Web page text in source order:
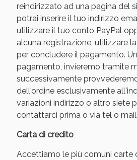
reindirizzato ad una pagina del
potrai inserire il tuo indirizzo
utilizzare il tuo conto PayPal
alcuna registrazione, utilizzare
per concludere il pagamento.
pagamento, invieremo tramite
successivamente
dell'ordine esclusivamente
variazioni indirizzo o altro siete
contattarci prima o via tel o mail.
Carta di credito
Accettiamo le più comuni carte